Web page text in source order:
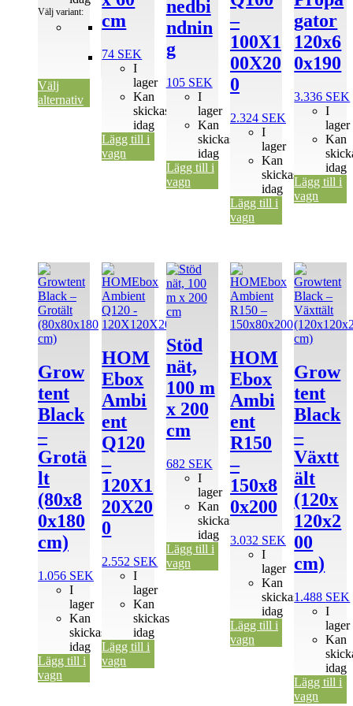
2x25
2x5
Välj variant:
Välj
alternativ
cm
74 SEK
I
lager
Kan
skickas
idag
Lägg till i
vagn
nedbi
ndnin
g
105 SEK
I
lager
Kan
skickas
idag
Lägg till i
vagn
–
100X1
00X20
0
2.324 SEK
I
lager
Kan
skickas
idag
Lägg till i
vagn
gator
120x6
0x190
3.336 SEK
I
lager
Kan
idag
Lägg till i
vagn
Grow
tent
Black
–
Grotä
lt
(80x8
0x180
cm)
1.056 SEK
I
lager
Kan
skickas
idag
Lägg till i
vagn
HOM
Ebox
Ambi
ent
Q120
–
120X1
20X20
0
2.552 SEK
I
lager
Kan
skickas
idag
Lägg till i
vagn
Stöd
nät,
100 m
x 200
cm
682 SEK
I
lager
Kan
skickas
idag
Lägg till i
vagn
HOM
Ebox
Ambi
ent
R150
–
150x8
0x200
3.032 SEK
I
lager
Kan
skickas
idag
Lägg till i
vagn
Grow
tent
Black
–
Växtt
ält
(120x
120x2
00
cm)
1.488 SEK
I
lager
Kan
idag
Lägg till i
vagn